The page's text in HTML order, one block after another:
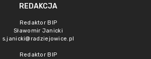
REDAKCJA
Redaktor BIP
Sławomir Janicki
s.janicki@radziejowice.pl
Redaktor BIP